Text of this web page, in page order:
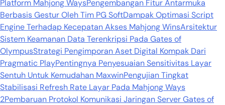
Platform Mahjong WaysPengembangan Fitur Antarmuka
Berbasis Gestur Oleh Tim PG SoftDampak Optimasi Script
Engine Terhadap Kecepatan Akses Mahjong WinsArsitektur
Sistem Keamanan Data Terenkripsi Pada Gates of
OlympusStrategi Pengimporan Aset Digital Kompak Dari
Pragmatic PlayPentingnya Penyesuaian Sensitivitas Layar
Sentuh Untuk Kemudahan MaxwinPengujian Tingkat
Stabilisasi Refresh Rate Layar Pada Mahjong Ways
2Pembaruan Protokol Komunikasi Jaringan Server Gates of